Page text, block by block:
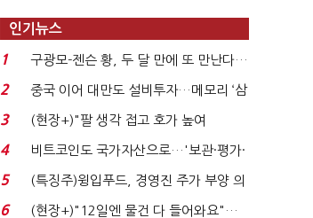
인기뉴스
1
구광모-젠슨 황, 두 달 만에 또 만난다…
로봇·AI 등 논...
2
중국 이어 대만도 설비투자…메모리 ‘삼
국전쟁’
3
(현장+)"팔 생각 접고 호가 높여
요"…'덜 똘똘한 한 채' 20...
4
비트코인도 국가자산으로…'보관·평가·
처분' 기준은 ...
5
(특징주)윙입푸드, 경영진 주가 부양 의
지에 상한가...
6
(현장+)"12일엔 물건 다 들어와요"…